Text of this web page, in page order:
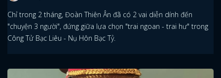
Chỉ trong 2 tháng, Đoàn Thiên Ân đã có 2 vai diễn dính đến
"chuyện 3 người", đứng giữa lựa chọn "trai ngoan - trai hư" trong
Công Tử Bạc Liêu - Nụ Hôn Bạc Tỷ.